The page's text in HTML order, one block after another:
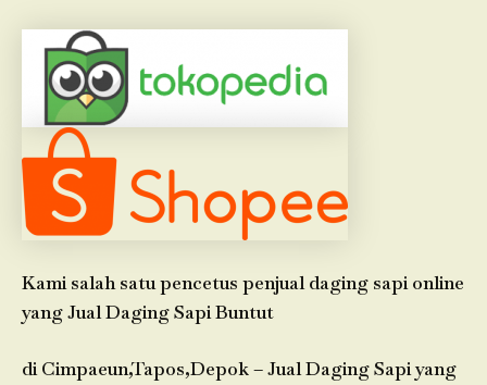
Kami salah satu pencetus penjual daging sapi online
yang Jual Daging Sapi Buntut
di Cimpaeun,Tapos,Depok – Jual Daging Sapi yang